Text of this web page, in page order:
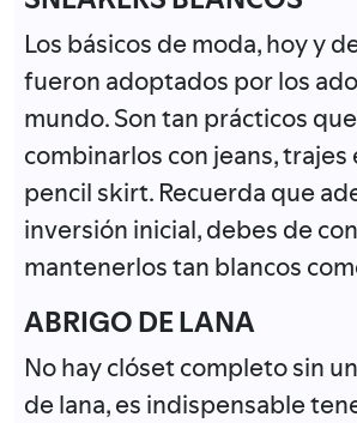
Los básicos de moda, hoy y
fueron adoptados por los
mundo. Son tan prácticos
combinarlos con jeans, trajes
pencil skirt. Recuerda que
inversión inicial, debes de
mantenerlos tan blancos
ABRIGO DE LANA
No hay clóset completo sin
de lana, es indispensable